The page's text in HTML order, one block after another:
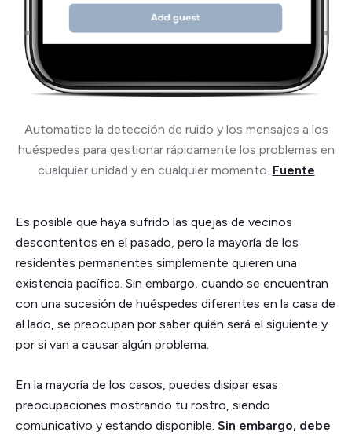
Automatice la detección de ruido y los mensajes a los
huéspedes para gestionar rápidamente los problemas en
cualquier unidad y en cualquier momento. Fuente
Es posible que haya sufrido las quejas de vecinos
descontentos en el pasado, pero la mayoría de los
residentes permanentes simplemente quieren una
existencia pacífica. Sin embargo, cuando se encuentran
con una sucesión de huéspedes diferentes en la casa de
al lado, se preocupan por saber quién será el siguiente y
por si van a causar algún problema.
En la mayoría de los casos, puedes disipar esas
preocupaciones mostrando tu rostro, siendo
comunicativo y estando disponible. Sin embargo, debe